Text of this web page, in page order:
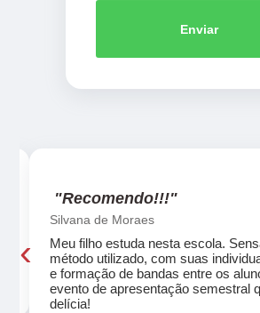
Enviar
"Recomendo!!!"
Silvana de Moraes
Meu filho estuda nesta escola.
método utilizado, com suas
e formação de bandas entre os
evento de apresentação semestral
delícia!
‹